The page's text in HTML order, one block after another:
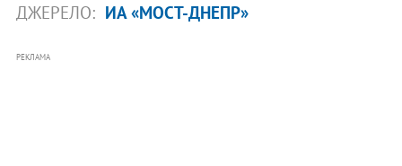
ДЖЕРЕЛО: ИА «МОСТ-ДНЕПР»
РЕКЛАМА